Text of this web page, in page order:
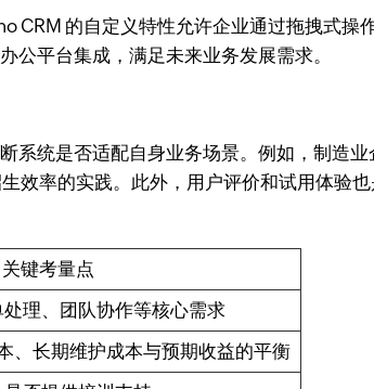
CRM 的自定义特性允许企业通过拖拽式
公平台集成，满足未来业务发展需求。
系统是否适配自身业务场景。例如，制造
效率的实践。此外，用户评价和试用体验
关键考量点
理、团队协作等核心需求
、长期维护成本与预期收益的平衡